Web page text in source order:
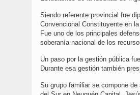
Siendo referente provincial fue
Convencional Constituyente en
Fue uno de los principales
soberanía nacional de los
Un paso por la gestión pública
Durante esa gestión también
Su grupo familiar se compone